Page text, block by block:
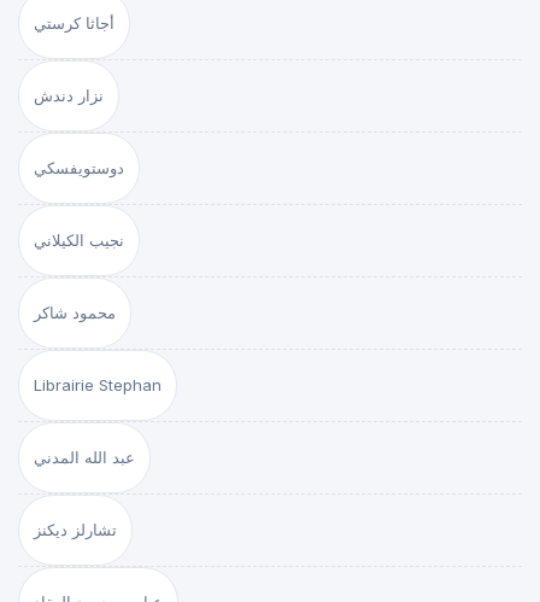
أجاثا كرستي
نزار دندش
دوستويفسكي
نجيب الكيلاني
محمود شاكر
Librairie Stephan
عبد الله المدني
تشارلز ديكنز